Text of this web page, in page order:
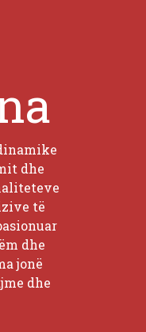
dhe
të
dhe
jonë
dhe